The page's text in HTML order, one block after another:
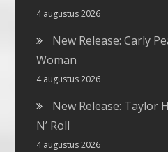
4 augustus 2026
New Release: Carly
Woman
4 augustus 2026
New Release: Taylor
N’ Roll
4 augustus 2026